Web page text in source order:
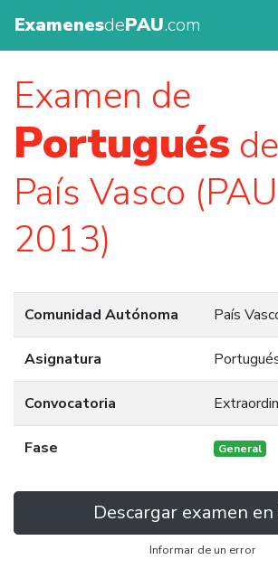
ExamenesdePAU.com
Examen de
Portugués
País Vasco
2013)
Comunidad Autónoma País
Asignatura
Convocatoria
Fase General
Descargar examen en
Informar de un error